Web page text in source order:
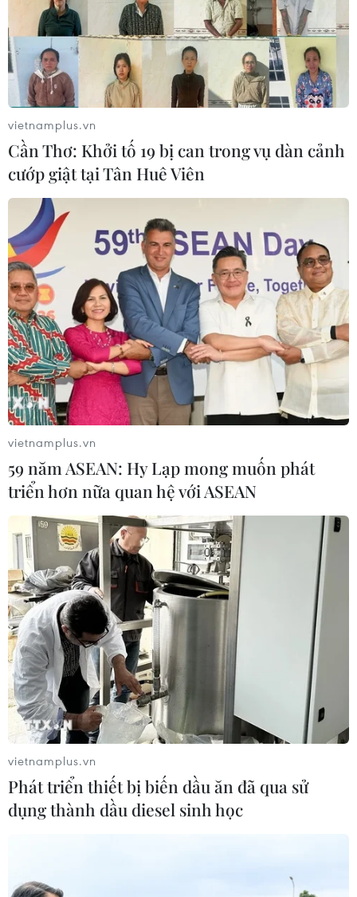
vietnamplus.vn
Cần Thơ: Khởi tố 19 bị can trong vụ dàn cảnh
cướp giật tại Tân Huê Viên
vietnamplus.vn
59 năm ASEAN: Hy Lạp mong muốn phát
triển hơn nữa quan hệ với ASEAN
vietnamplus.vn
Phát triển thiết bị biến dầu ăn đã qua sử
dụng thành dầu diesel sinh học